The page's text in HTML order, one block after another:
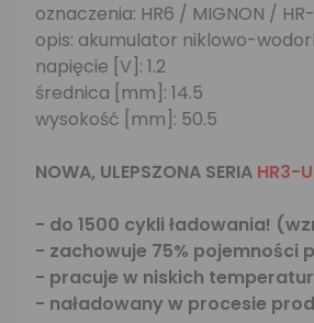
oznaczenia: HR6 / MIGNON /
opis: akumulator niklowo-
napięcie [V]: 1.2
średnica [mm]: 14.5
wysokość [mm]: 50.5
NOWA, ULEPSZONA SERIA HR3-
- do 1500 cykli ładowania!
- zachowuje 75% pojemności
- pracuje w niskich
- naładowany w procesie